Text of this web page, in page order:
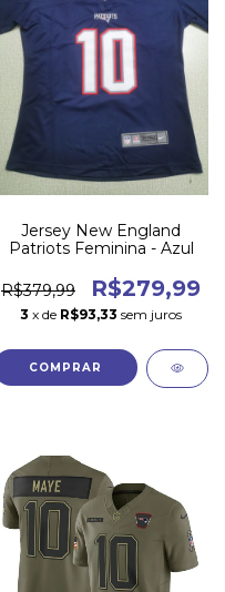
Jersey New England
Patriots Feminina - Azul
R$379,99 R$279,99
3 x de R$93,33 sem juros
COMPRAR